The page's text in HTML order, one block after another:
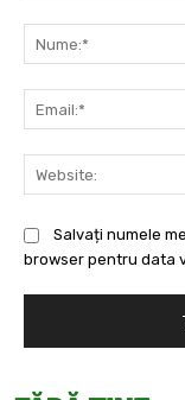
Salvați numele
browser pentru data